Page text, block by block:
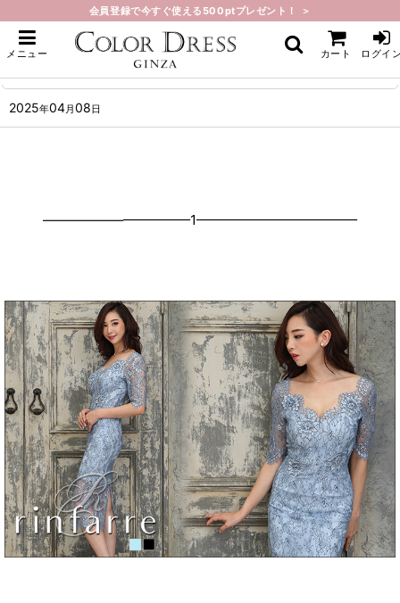
会員登録で今すぐ使える500ptプレゼント！ ＞
メニュー カート ログイ
ホーム > What's New > 人気商品再入荷しました。
人気商品再入荷しました。
2025年04月08日
———————————1————————————